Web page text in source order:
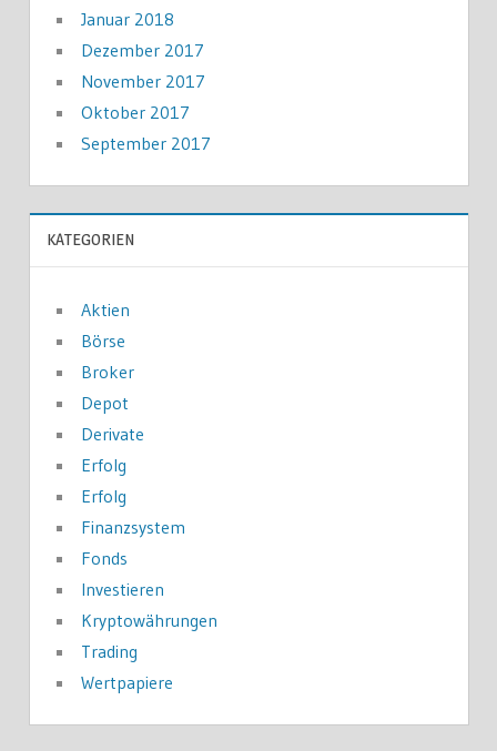
Januar 2018
Dezember 2017
November 2017
Oktober 2017
September 2017
KATEGORIEN
Aktien
Börse
Broker
Depot
Derivate
Erfolg
Erfolg
Finanzsystem
Fonds
Investieren
Kryptowährungen
Trading
Wertpapiere